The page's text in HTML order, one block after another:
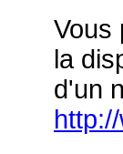
Vous
la
d'un